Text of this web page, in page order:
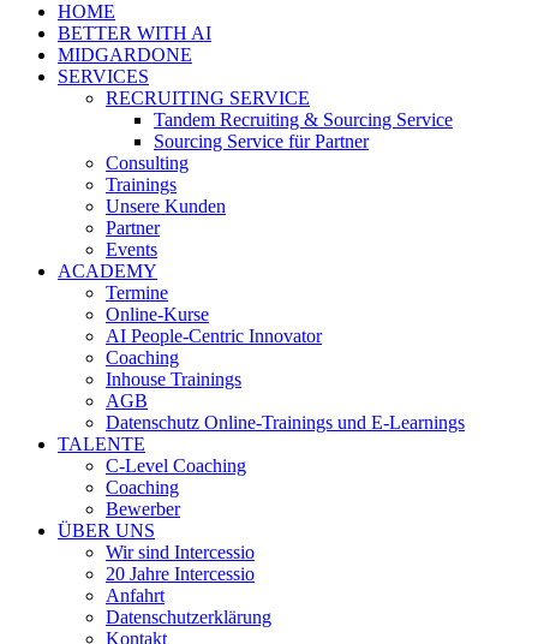
HOME
BETTER WITH AI
MIDGARDONE
SERVICES
RECRUITING SERVICE
Tandem Recruiting & Sourcing Service
Sourcing Service für Partner
Consulting
Trainings
Unsere Kunden
Partner
Events
ACADEMY
Termine
Online-Kurse
AI People-Centric Innovator
Coaching
Inhouse Trainings
AGB
Datenschutz Online-Trainings und E-Learnings
TALENTE
C-Level Coaching
Coaching
Bewerber
ÜBER UNS
Wir sind Intercessio
20 Jahre Intercessio
Anfahrt
Datenschutzerklärung
Kontakt